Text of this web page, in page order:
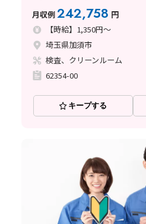
い制度あり
月収例242,758 円
【時給】1,350円～
埼玉県加須市
検査、クリーンルーム
62354-00
キープする